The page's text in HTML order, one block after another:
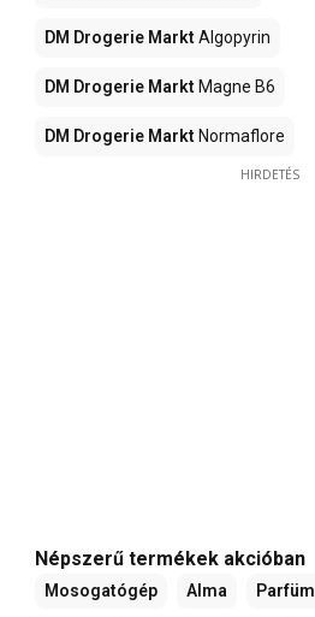
DM Drogerie MarktAlgopyrin
DM Drogerie Markt Magne B6
DM Drogerie Markt Normaflore
HIRDETÉS
Népszerű termékek akcióban
Mosogatógép Alma Parfüm